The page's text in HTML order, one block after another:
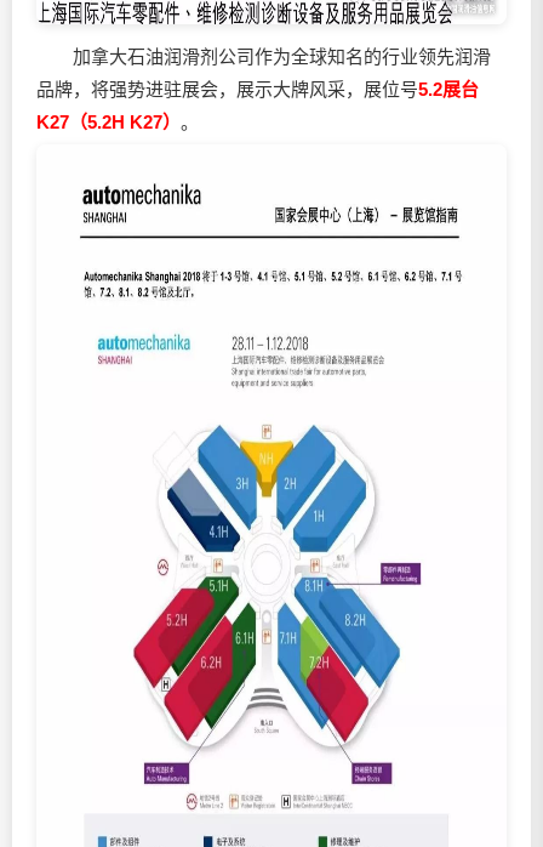
加拿大石油润滑剂公司作为全球知名的行业领先润滑
品牌，将强势进驻展会，展示大牌风采，展位号5.2展台
K27（5.2H K27） 。